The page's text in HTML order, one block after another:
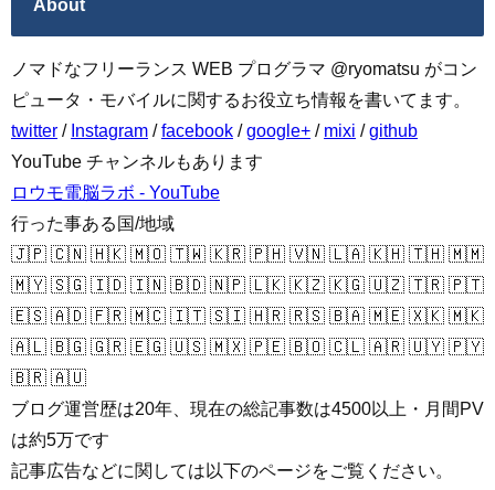
About
ノマドなフリーランス WEB プログラマ @ryomatsu がコン
ピュータ・モバイルに関するお役立ち情報を書いてます。
twitter / Instagram /facebook /google+ / mixi /github
YouTube チャンネルもあります
ロウモ電脳ラボ - YouTube
行った事ある国/地域
🇯🇵 🇨🇳 🇭🇰 🇲🇴 🇹🇼 🇰🇷 🇵🇭 🇻🇳 🇱🇦 🇰🇭 🇹🇭 🇲🇲
🇲🇾 🇸🇬 🇮🇩 🇮🇳 🇧🇩 🇳🇵 🇱🇰 🇰🇿 🇰🇬 🇺🇿 🇹🇷 🇵🇹
🇪🇸 🇦🇩 🇫🇷 🇲🇨 🇮🇹 🇸🇮 🇭🇷 🇷🇸 🇧🇦 🇲🇪 🇽🇰 🇲🇰
🇦🇱 🇧🇬 🇬🇷 🇪🇬 🇺🇸 🇲🇽 🇵🇪 🇧🇴 🇨🇱 🇦🇷 🇺🇾 🇵🇾
🇧🇷 🇦🇺
ブログ運営歴は20年、現在の総記事数は4500以上・月間PV
は約5万です
記事広告などに関しては以下のページをご覧ください。